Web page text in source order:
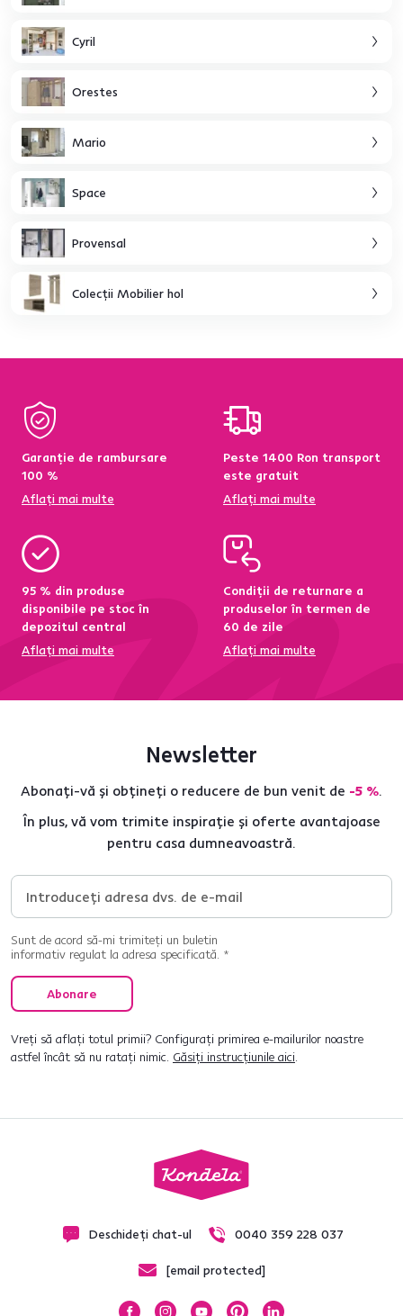
Cyril
Orestes
Mario
Space
Provensal
Colecţii Mobilier hol
Garanție de rambursare
100 %
Aflați mai multe
Peste 1400 Ron transport
este gratuit
Aflați mai multe
95 % din produse
disponibile pe stoc în
depozitul central
Aflați mai multe
Condiții de returnare a
produselor în termen de
60 de zile
Aflați mai multe
Newsletter
Abonați-vă și obțineți o reducere de bun venit de -5 %.
În plus, vă vom trimite inspirație și oferte avantajoase
pentru casa dumneavoastră.
Sunt de acord să-mi trimiteți un buletin
informativ regulat la adresa specificată. *
Abonare
Vreți să aflați totul primii? Configurați primirea e-mailurilor noastre
astfel încât să nu ratați nimic. Găsiți instrucțiunile aici.
Deschideți chat-ul 0040 359 228 037
[email protected]